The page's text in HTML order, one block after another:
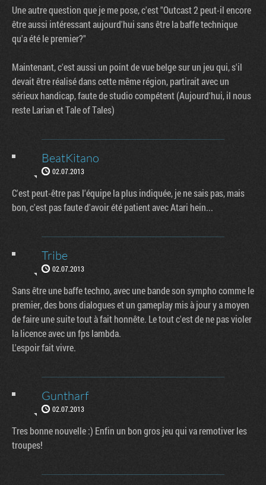
Une autre question que je me pose, c'est "Outcast 2 peut-il encore
être aussi intéressant aujourd'hui sans être la baffe technique
qu'a été le premier?"
Maintenant, c'est aussi un point de vue belge sur un jeu qui, s'il
devait être réalisé dans cette même région, partirait avec un
sérieux handicap, faute de studio compétent (Aujourd'hui, il nous
reste Larian et Tale of Tales)
BeatKitano
02.07.2013
C'est peut-être pas l'équipe la plus indiquée, je ne sais pas, mais
bon, c'est pas faute d'avoir été patient avec Atari hein...
Tribe
02.07.2013
Sans être une baffe techno, avec une bande son sympho comme le
premier, des bons dialogues et un gameplay mis à jour y a moyen
de faire une suite tout à fait honnête. Le tout c'est de ne pas violer
la licence avec un fps lambda.
L'espoir fait vivre.
Guntharf
02.07.2013
Tres bonne nouvelle :) Enfin un bon gros jeu qui va remotiver les
troupes!